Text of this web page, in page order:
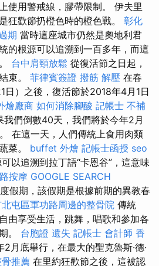
使用警戒線，膠帶限制。 伊夫里
狂歡節扔橙色時的橙色戰。 彰化
期 當時這座城市仍然是奧地利君
的根源可以追溯到一百多年，而這
台中肩頸放鬆 從復活節之日起，
束。 菲律賓簽證 撥筋 解壓 在春
日）之後，復活節於2018年4月1日
燴廠商 如何消除腳酸 記帳士 不補
我們倒數40天，我們將於今年2月
在這一天，人們傳統上食用肉類
菜。 buffet 外燴 記帳士函授 seo
以追溯到拉丁語“卡恩谷”，這意味
按摩 GOOGLE SEARCH
假期，該假期是根據前期的異教春
屯區軍功路周邊的整骨院 傳統
由享受生活，跳舞，唱歌和參加各
。 台胞證 遺失 記帳士 會計師 香
2月底舉行，在最大的聖克魯斯·德·
推薦 在里約狂歡節之後，這被認